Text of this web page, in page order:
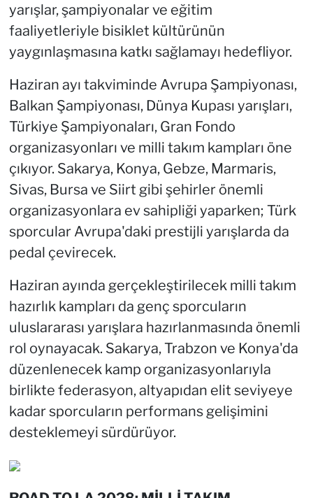
yarışlar, şampiyonalar ve eğitim
faaliyetleriyle bisiklet kültürünün
yaygınlaşmasına katkı sağlamayı hedefliyor.
Haziran ayı takviminde Avrupa Şampiyonası,
Balkan Şampiyonası, Dünya Kupası yarışları,
Türkiye Şampiyonaları, Gran Fondo
organizasyonları ve milli takım kampları öne
çıkıyor. Sakarya, Konya, Gebze, Marmaris,
Sivas, Bursa ve Siirt gibi şehirler önemli
organizasyonlara ev sahipliği yaparken; Türk
sporcular Avrupa'daki prestijli yarışlarda da
pedal çevirecek.
Haziran ayında gerçekleştirilecek milli takım
hazırlık kampları da genç sporcuların
uluslararası yarışlara hazırlanmasında önemli
rol oynayacak. Sakarya, Trabzon ve Konya'da
düzenlenecek kamp organizasyonlarıyla
birlikte federasyon, altyapıdan elit seviyeye
kadar sporcuların performans gelişimini
desteklemeyi sürdürüyor.